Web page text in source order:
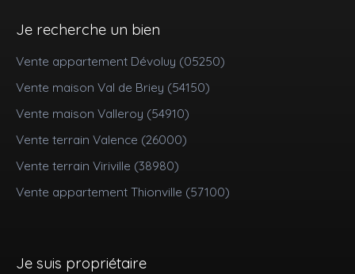
Je recherche un bien
Vente appartement Dévoluy (05250)
Vente maison Val de Briey (54150)
Vente maison Valleroy (54910)
Vente terrain Valence (26000)
Vente terrain Viriville (38980)
Vente appartement Thionville (57100)
Je suis propriétaire